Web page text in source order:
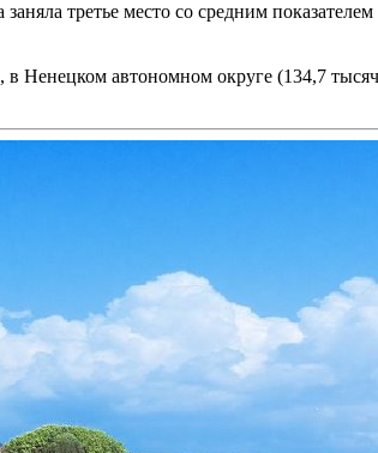
третье место со средним
Ненецком автономном округе (134,7